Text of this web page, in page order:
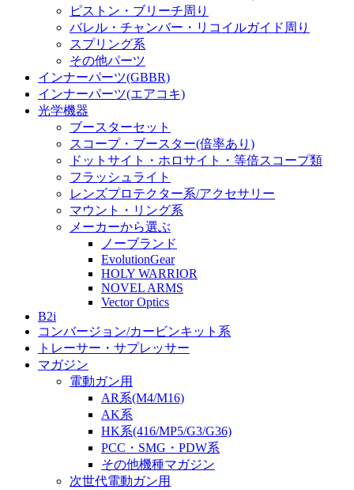
ピストン・ブリーチ周り
バレル・チャンバー・リコイルガイド周り
スプリング系
その他パーツ
インナーパーツ(GBBR)
インナーパーツ(エアコキ)
光学機器
ブースターセット
スコープ・ブースター(倍率あり)
ドットサイト・ホロサイト・等倍スコープ類
フラッシュライト
レンズプロテクター系/アクセサリー
マウント・リング系
メーカーから選ぶ
ノーブランド
EvolutionGear
HOLY WARRIOR
NOVEL ARMS
Vector Optics
B2i
コンバージョン/カービンキット系
トレーサー・サプレッサー
マガジン
電動ガン用
AR系(M4/M16)
AK系
HK系(416/MP5/G3/G36)
PCC・SMG・PDW系
その他機種マガジン
次世代電動ガン用